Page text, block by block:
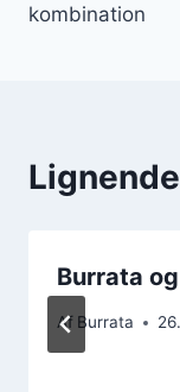
kombination
Burrata
Af Burrata